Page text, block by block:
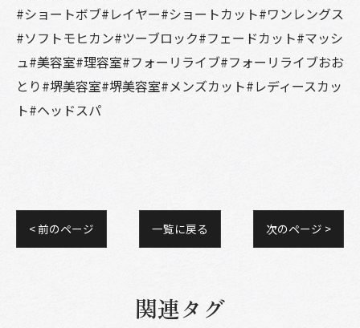
#ショートボブ#レイヤー#ショートカット#ワンレングス
#ソフトモヒカン#ツーブロック#フェードカット#マッシ
ュ#美容室#理容室#フォーリライブ#フォーリライブおお
とり#堺美容室#堺美容室#メンズカット#レディースカッ
ト#ヘッドスパ
< 前のページ 一覧に戻る 次のページ >
関連タグ